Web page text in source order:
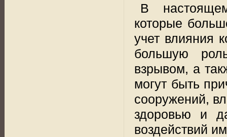
В
которые
учет влияния
большую
взрывом, а
могут быть
сооружений,
здоровью и
воздействий